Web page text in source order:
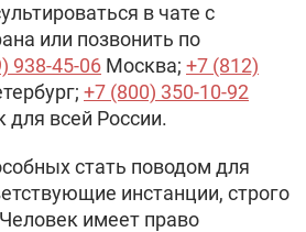
в чате с
или позвонить по
938-45-06 Москва; +7 (812)
+7 (800) 350-10-92
для всей России.
стать поводом для
инстанции, строго
имеет право